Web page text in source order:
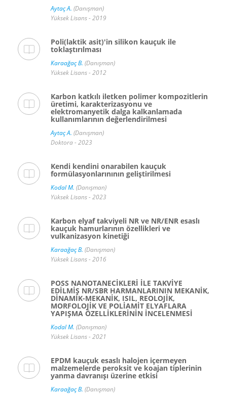
Aytaç A. (Danışman)
Yüksek Lisans - 2019
Poli(laktik asit)'in silikon kauçuk ile
toklaştırılması
Karaağaç B. (Danışman)
Yüksek Lisans - 2012
Karbon katkılı iletken polimer kompozitlerin
üretimi, karakterizasyonu ve
elektromanyetik dalga kalkanlamada
kullanımlarının değerlendirilmesi
Aytaç A. (Danışman)
Doktora - 2023
Kendi kendini onarabilen kauçuk
formülasyonlarınının geliştirilmesi
Kodal M. (Danışman)
Yüksek Lisans - 2023
Karbon elyaf takviyeli NR ve NR/ENR esaslı
kauçuk hamurlarının özellikleri ve
vulkanizasyon kinetiği
Karaağaç B. (Danışman)
Yüksek Lisans - 2016
POSS NANOTANECİKLERİ İLE TAKVİYE
EDİLMİŞ NR/SBR HARMANLARININ MEKANİK,
DİNAMİK-MEKANİK, ISIL, REOLOJİK,
MORFOLOJİK VE POLİAMİT ELYAFLARA
YAPIŞMA ÖZELLİKLERİNİN İNCELENMESİ
Kodal M. (Danışman)
Yüksek Lisans - 2021
EPDM kauçuk esaslı halojen içermeyen
malzemelerde peroksit ve koajan tiplerinin
yanma davranışı üzerine etkisi
Karaağaç B. (Danışman)